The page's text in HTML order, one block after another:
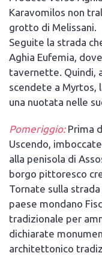
Karavomilos non
grotto di Melissani.
Seguite la strada
Aghia Eufemia,
tavernette. Quindi,
scendete a Myrtos,
una nuotata nelle
Pomeriggio:Prima
Uscendo,
alla penisola di
borgo pittoresco
Tornate sulla
paese mondano
tradizionale per
dichiarate
architettonico